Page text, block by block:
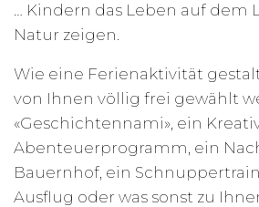
… Kindern das Leben auf dem
Natur zeigen.
Wie eine Ferienaktivität
von Ihnen völlig frei gewählt
«Geschichtennami», ein
Abenteuerprogramm, ein
Bauernhof, ein
Ausflug oder was sonst zu